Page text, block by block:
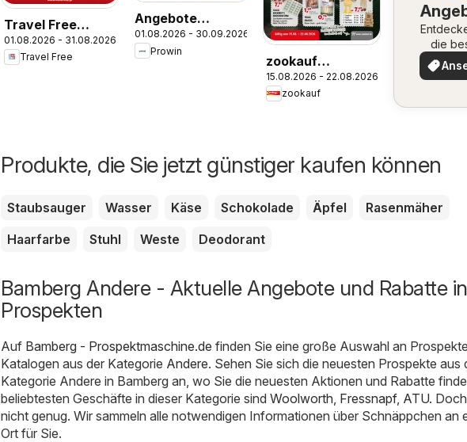
Travel Free
Angebote
01.08.2026 - 31.08.2026
Travel Free
Angebote
ProWIN
August/September
01.08.2026 - 30.09.2026
Prowin
zookauf
Prospekt
15.08.2026 - 22.08.2026
zookauf
die
Produkte, die Sie jetzt günstiger kaufen können
Staubsauger Wasser Käse Schokolade Äpfel
Rasenmäher
Haarfarbe
Stuhl Weste Deodorant
Bamberg Andere - Aktuelle Angebote und Rabatte in
Prospekten
Auf Bamberg - Prospektmaschine.de finden Sie eine große Auswahl an
Katalogen aus der Kategorie Andere. Sehen Sie sich die neuesten Prospekte aus
Kategorie Andere in Bamberg an, wo Sie die neuesten Aktionen und Rabatte
beliebtesten Geschäfte in dieser Kategorie sind Woolworth Fressnapf, ATU.
nicht genug. Wir sammeln alle notwendigen Informationen über Schnäppchen an
Ort für Sie.